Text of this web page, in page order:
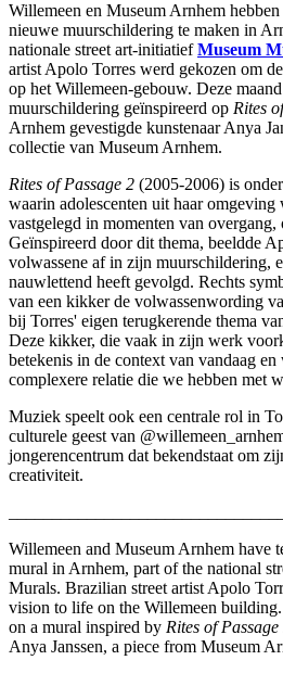
Willemeen en Museum Arnhem hebben
nieuwe muurschildering te maken in
nationale street art-initiatiefMuseum
artist Apolo Torres werd gekozen om
op het Willemeen-gebouw. ​​Deze
muurschildering geïnspireerd op Rites
Arnhem gevestigde kunstenaar Anya
collectie van Museum Arnhem.
Rites of Passage 2 (2005-2006) is
waarin adolescenten uit haar omgeving
vastgelegd in momenten van
Geïnspireerd door dit thema, beeldde
volwassene af in zijn muurschildering,
nauwlettend heeft gevolgd. Rechts
van een kikker de volwassenwording
bij Torres' eigen terugkerende thema
Deze kikker, die vaak in zijn werk
betekenis in de context van vandaag en
complexere relatie die we hebben met
Muziek speelt ook een centrale rol in
culturele geest van
jongerencentrum dat bekendstaat om
creativiteit.
Willemeen and Museum Arnhem have
mural in Arnhem, part of the national
Murals. Brazilian street artist Apolo
vision to life on the Willemeen
on a mural inspired by Rites of Passage
Anya Janssen, a piece from Museum